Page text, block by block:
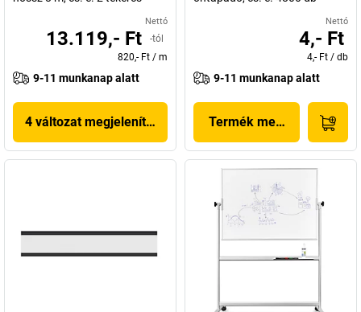
Nettó
13.119,- Ft
-tól
820,- Ft / m
9-11 munkanap alatt
4 változat megjelenítése
Nettó
4,- Ft
4,- Ft / db
9-11 munkanap alatt
Termék megjelenítése